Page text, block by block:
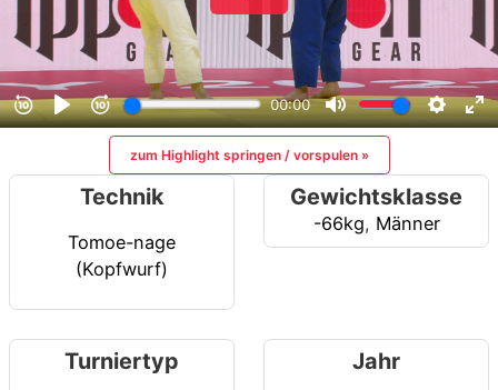
zum Highlight springen / vorspulen »
Technik
Tomoe-nage
(Kopfwurf)
Gewichtsklasse
-66kg, Männer
Turniertyp Jahr